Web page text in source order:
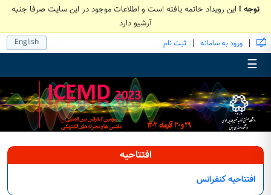
توجه ! این رویداد خاتمه یافته است و اطلاعات موجود در این سایت صرفا جنبه
آرشیو دارد
| ورود به سامانه | ثبت نام English
☰
افتتاحیه
افتتاحیه کنفرانس